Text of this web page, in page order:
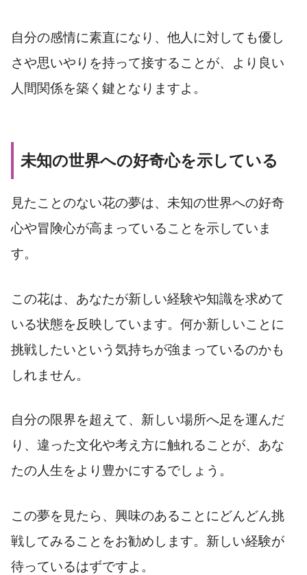
自分の感情に素直になり、他人に対しても優し
さや思いやりを持って接することが、より良い
人間関係を築く鍵となりますよ。
未知の世界への好奇心を示している
見たことのない花の夢は、未知の世界への好奇
心や冒険心が高まっていることを示していま
す。
この花は、あなたが新しい経験や知識を求めて
いる状態を反映しています。何か新しいことに
挑戦したいという気持ちが強まっているのかも
しれません。
自分の限界を超えて、新しい場所へ足を運んだ
り、違った文化や考え方に触れることが、あな
たの人生をより豊かにするでしょう。
この夢を見たら、興味のあることにどんどん挑
戦してみることをお勧めします。新しい経験が
待っているはずですよ。